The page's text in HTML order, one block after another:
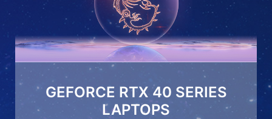
GEFORCE RTX 40 SERIES
LAPTOPS